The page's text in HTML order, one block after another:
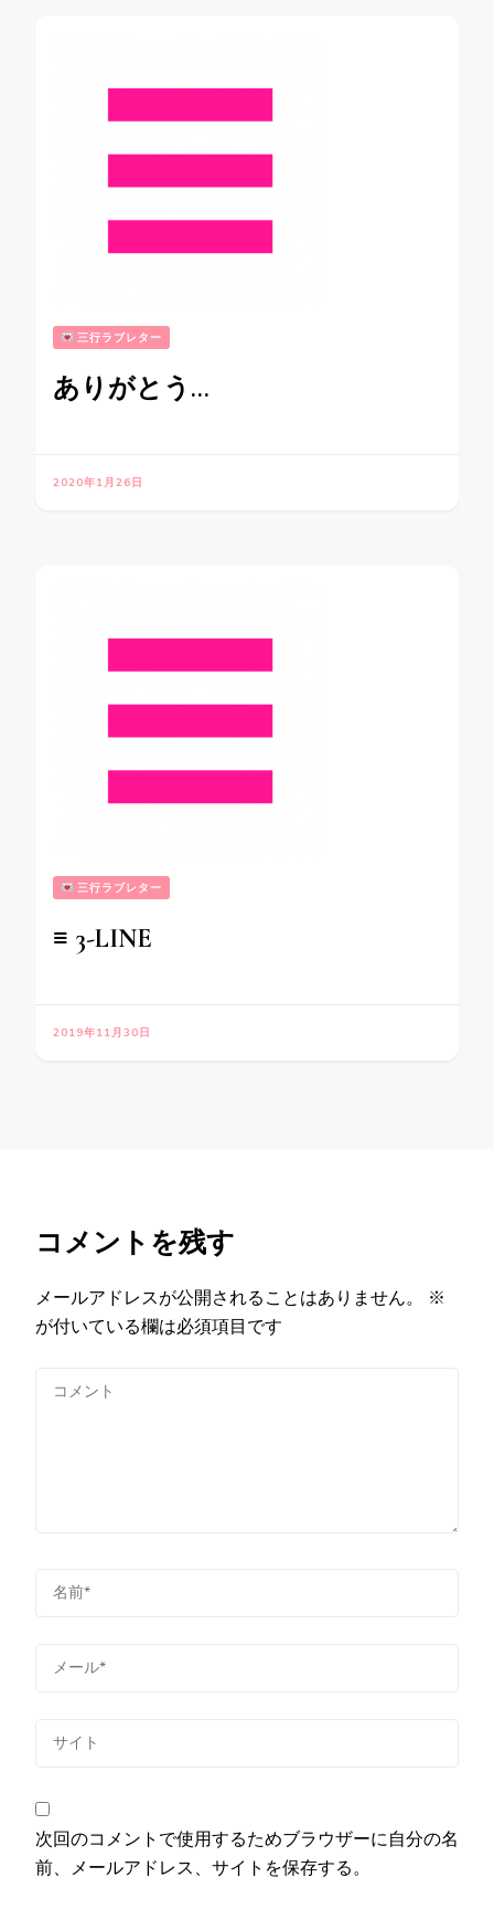
三行ラブレター
ありがとう…
2020年1月26日
三行ラブレター
≡ 3-LINE
2019年11月30日
コメントを残す
メールアドレスが公開されることはありません。
※
が付いている欄は必須項目です
次回のコメントで使用するためブラウザーに自分の名
前、メールアドレス、サイトを保存する。